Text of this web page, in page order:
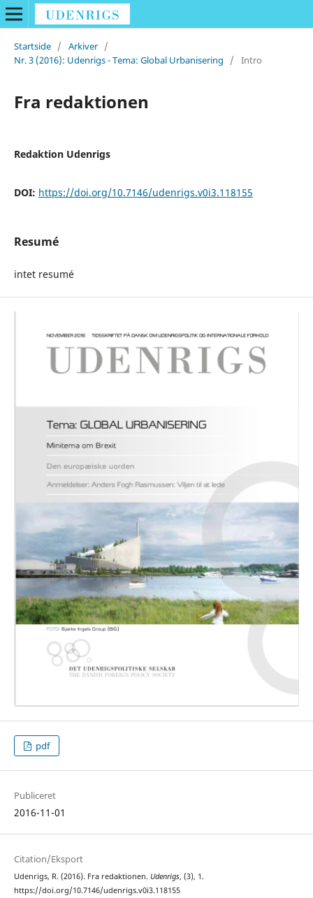
Startside / Arkiver /
Nr. 3 (2016): Udenrigs - Tema: Global Urbanisering
/ Intro
Fra redaktionen
Redaktion Udenrigs
DOI: https://doi.org/10.7146/udenrigs.v0i3.118155
Resumé
intet resumé
pdf
Publiceret
2016-11-01
Citation/Eksport
Udenrigs, R. (2016). Fra redaktionen. Udenrigs, (3), 1.
https://doi.org/10.7146/udenrigs.v0i3.118155